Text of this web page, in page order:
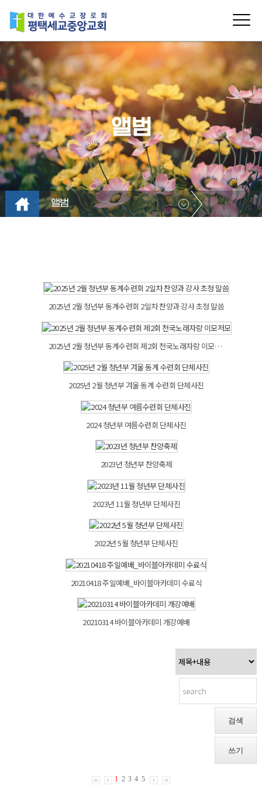
앨범
앨범
2025년 2월 청년부 동계수련회 2일차 찬양과 강사 초청 말씀
2025년 2월 청년부 동계수련회 제2회 천국노래자랑 이모저모
2025년 2월 청년부 겨울 동계 수련회 단체사진
2024 청년부 여름수련회 단체사진
2023년 청년부 찬양축제
2023년 11월 청년부 단체사진
2022년 5월 청년부 단체사진
20210418 주일예배_바이블아카데미 수료식
20210314 바이블아카데미 개강예배
검색
쓰기
1 2 3 4 5